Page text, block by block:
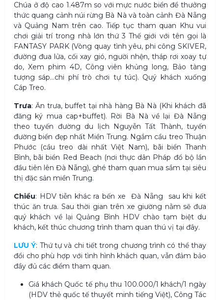
Chúa ở độ cao 1.487m so với mực nước biển để thưởng
thức quang cảnh núi rừng Bà Nà và toàn cảnh Đà Nẵng
và Quảng Nam trên cao. Tiếp tục tham quan Khu vui
chơi giải trí trong nhà lớn thứ 3 Thế giới với tên gọi là
FANTASY PARK (Vòng quay tình yêu, phi công SKIVER,
đường đua lửa, cối xay gió, người nhện, tháp rơi xoay tự
do, Xem phim 4D, Công viên khủng long, Bảo tàng
tượng sáp…chi phí trò chơi tự túc). Quý khách xuống
Cáp Treo.
Trưa: Ăn trưa, buffet tại nhà hàng Bà Nà (Khi khách đã
đăng ký mua cap+buffet). Rời Bà Nà về lại Đà Nẵng
theo tuyến đường du lịch Nguyễn Tất Thành, tuyến
đường biển đẹp nhất Miền Trung. Ngắm cầu treo Thuận
Phước (cầu treo dài nhất Việt Nam), bãi biển Thanh
Bình, bãi biển Red Beach (nơi thực dân Pháp đổ bộ lần
đầu tiên lên Đà Nẵng), ghé tham quan mua sắm tại siêu
thị đặc sản miền Trung.
Chiều: HDV tiễn khác ra bến xe Đà Nẵng
sau khi kết
thúc ăn trưa. Sau thời gian trên xe giường nằm sẽ đưa
quý khách về lại Quảng Bình HDV chào tạm biệt du
khách, kết thúc chương trình tham quan thú vị tại đây.
LƯU Ý: Thứ tự và chi tiết trong chương trình có thể thay
đổi cho phù hợp với tình hình khách quan, vẫn đảm bảo
đầy đủ các điểm tham quan.
Giá khách Quốc tế phụ thu 100.000/1 khách/1 ngày
(HDV thẻ quốc tế thuyết minh tiếng Việt), Công Tác